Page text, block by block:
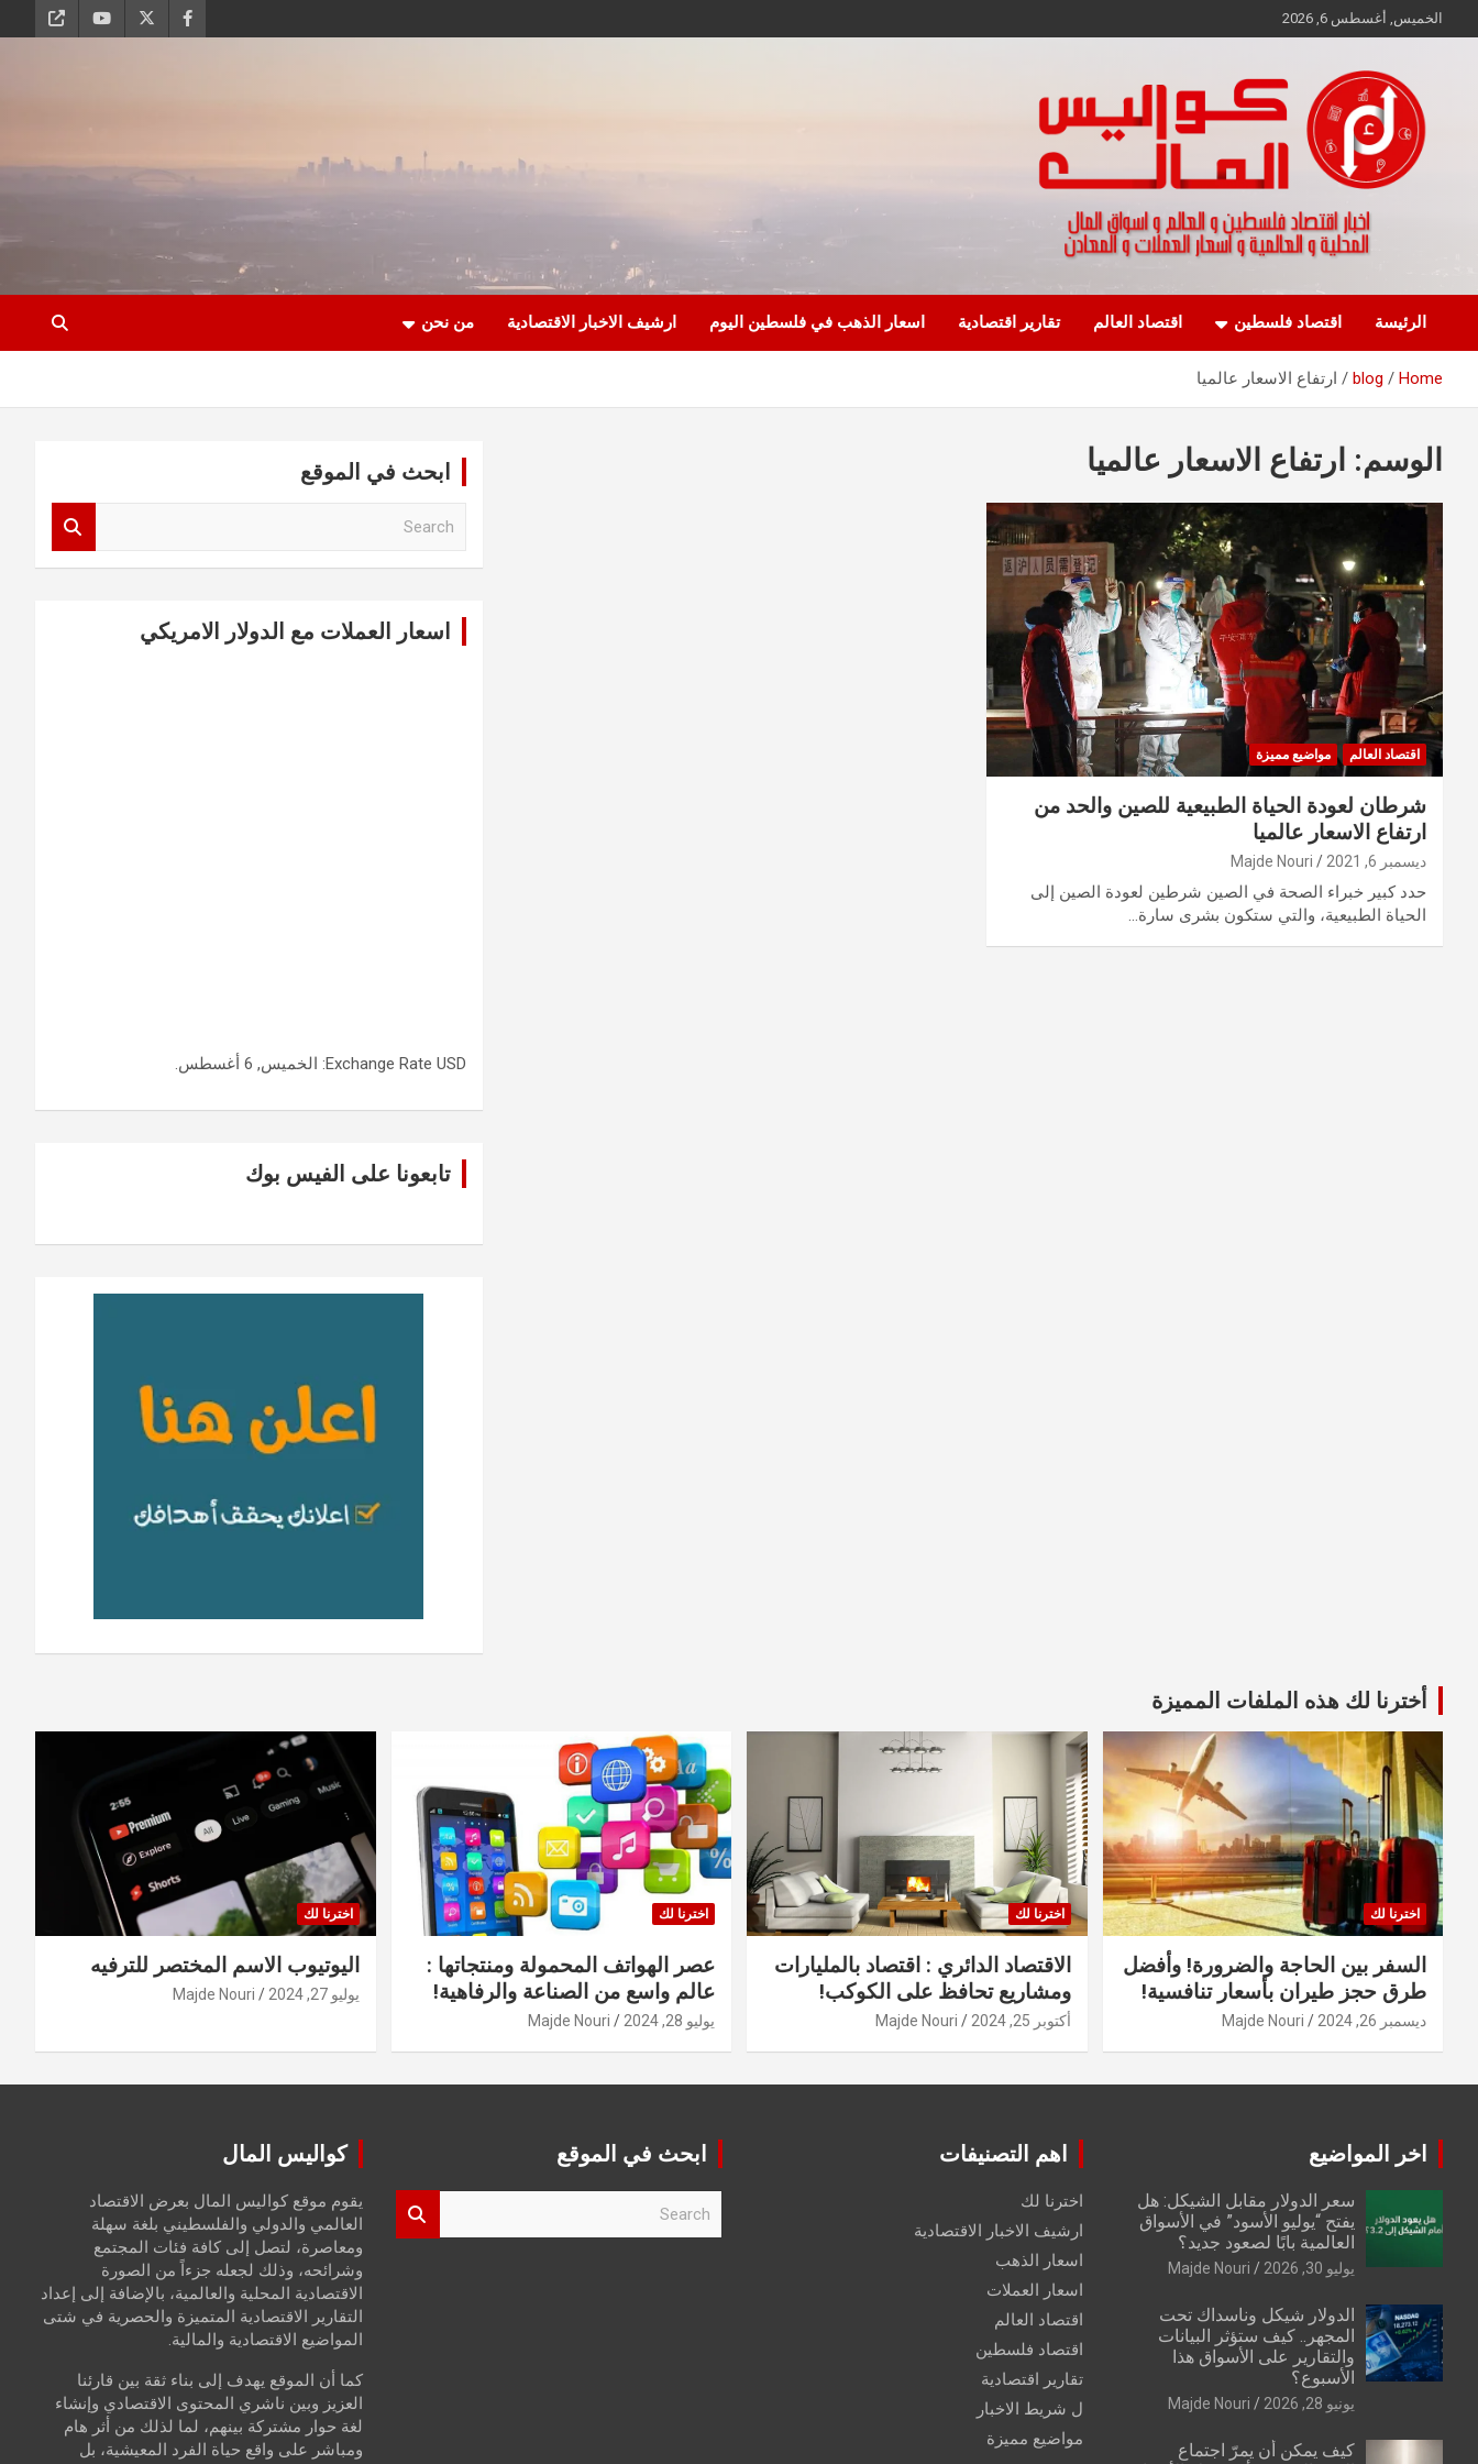
to
الخميس, أغسطس 6, 2026
كواليس المال
الرئيسة اقتصاد فلسطين اقتصاد العالم تقارير اقتصادية اسعار الذهب في فلسطين اليوم ارشيف الاخبار الاقتصادية من نحن
Home
blog ارتفاع الاسعار عالميا
الوسم: ارتفاع الاسعار عالميا
اقتصاد العالم مواضيع مميزة
شرطان لعودة الحياة الطبيعية للصين والحد من
ارتفاع الاسعار عالميا
ديسمبر 6, 2021 Majde Nouri
حدد كبير خبراء الصحة في الصين شرطين لعودة الصين إلى
الحياة الطبيعية، والتي ستكون بشرى سارة…
ابحث في الموقع
اسعار العملات مع الدولار الامريكي
Exchange Rate USD : الخميس, 6 أغسطس.
تابعونا على الفيس بوك
أخترنا لك هذه الملفات المميزة
اخترنا لك
السفر بين الحاجة والضرورة! وأفضل
طرق حجز طيران بأسعار تنافسية!
ديسمبر 26, 2024 Majde Nouri
اخترنا لك
الاقتصاد الدائري : اقتصاد بالمليارات
ومشاريع تحافظ على الكوكب!
أكتوبر 25, 2024 Majde Nouri
اخترنا لك
عصر الهواتف المحمولة ومنتجاتها :
عالم واسع من الصناعة والرفاهية!
يوليو 28, 2024 Majde Nouri
اخترنا لك
اليوتيوب الاسم المختصر للترفيه
يوليو 27, 2024 Majde Nouri
اخر المواضيع
سعر الدولار مقابل الشيكل: هل
يفتح “يوليو الأسود” في الأسواق
العالمية بابًا لصعود جديد؟
يوليو 30, 2026 Majde Nouri
الدولار شيكل وناسداك تحت
المجهر.. كيف ستؤثر البيانات
والتقارير على الأسواق هذا
الأسبوع؟
يونيو 28, 2026 Majde Nouri
كيف يمكن أن يمرّ اجتماع
اهم التصنيفات
اخترنا لك
ارشيف الاخبار الاقتصادية
اسعار الذهب
اسعار العملات
اقتصاد العالم
اقتصاد فلسطين
تقارير اقتصادية
ل شريط الاخبار
مواضيع مميزة
ابحث في الموقع كواليس المال
يقوم موقع كواليس المال بعرض الاقتصاد
العالمي والدولي والفلسطيني بلغة سهلة
ومعاصرة، لتصل إلى كافة فئات المجتمع
وشرائحه، وذلك لجعله جزءاً من الصورة
الاقتصادية المحلية والعالمية، بالإضافة إلى إعداد
التقارير الاقتصادية المتميزة والحصرية في شتى
المواضيع الاقتصادية والمالية.
كما أن الموقع يهدف إلى بناء ثقة بين قارئنا
العزيز وبين ناشري المحتوى الاقتصادي وإنشاء
لغة حوار مشتركة بينهم، لما لذلك من أثر هام
ومباشر على واقع حياة الفرد المعيشية، بل